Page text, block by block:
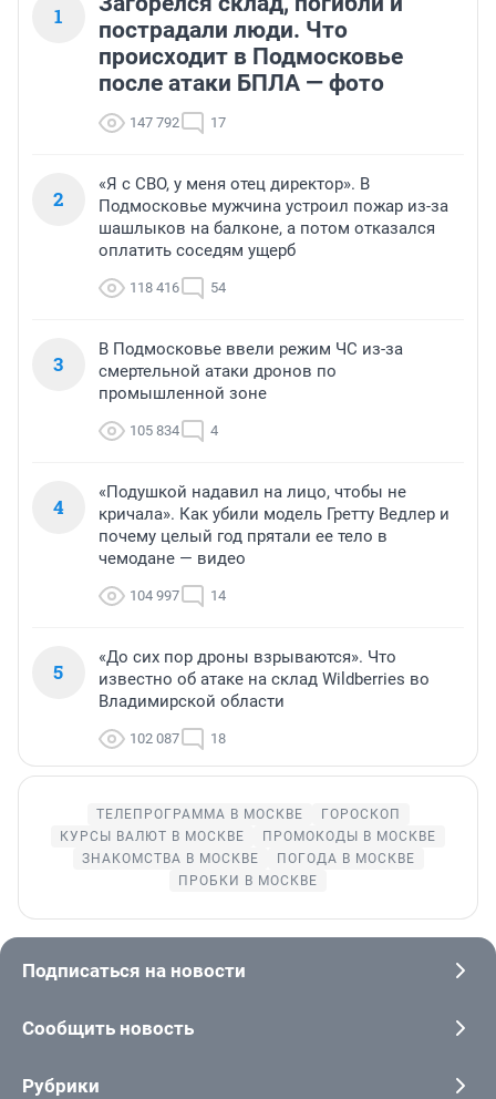
1
пострадали люди. Что
происходит в Подмосковье
после атаки БПЛА — фото
147 792 17
2
«Я с СВО, у меня отец директор». В
Подмосковье мужчина устроил пожар из-за
шашлыков на балконе, а потом отказался
оплатить соседям ущерб
118 416 54
3
В Подмосковье ввели режим ЧС из-за
смертельной атаки дронов по
промышленной зоне
105 834 4
4
«Подушкой надавил на лицо, чтобы не
кричала». Как убили модель Гретту Ведлер и
почему целый год прятали ее тело в
чемодане — видео
104 997 14
5
«До сих пор дроны взрываются». Что
известно об атаке на склад Wildberries во
Владимирской области
102 087 18
ТЕЛЕПРОГРАММА В МОСКВЕ
ГОРОСКОП
КУРСЫ ВАЛЮТ В МОСКВЕ
ПРОМОКОДЫ В МОСКВЕ
ЗНАКОМСТВА В МОСКВЕ
ПОГОДА В МОСКВЕ
ПРОБКИ В МОСКВЕ
Подписаться на новости
Сообщить новость
Рубрики